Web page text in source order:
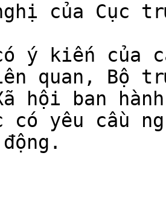
của Cục
ý kiến của
quan, Bộ
hội ban
có yêu cầu